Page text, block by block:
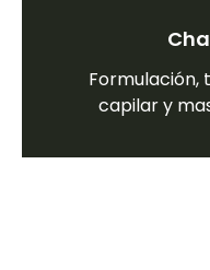
Formulación,
capilar y